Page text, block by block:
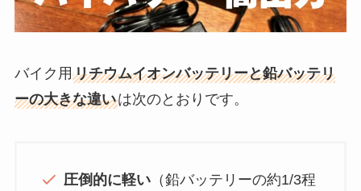
バイク用 リチウムイオンバッテリーと鉛バッテリ
ーの大きな違いは次のとおりです。
圧倒的に軽い （鉛バッテリーの約1/3程